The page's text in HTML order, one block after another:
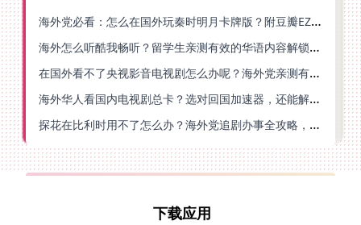
海外党必看：怎么在国外玩秦时明月卡牌版？附豆瓣EZCast地区限制破解法
海外怎么听酷我畅听？留学生亲测有效的华语内容解锁指南
在国外看不了央视影音电视剧怎么办呢？海外党亲测有效的回国加速方案
海外华人看国内电视剧总卡？选对回国加速器，还能解决菲律宾打不开反诈中心的问题
探花在比利时用不了怎么办？海外党追剧办事全攻略，选对加速器就够了
下载应用